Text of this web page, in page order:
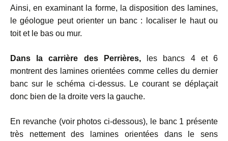
Ainsi, en examinant la forme, la disposition des lamines,
le géologue peut orienter un banc : localiser le haut ou
toit et le bas ou mur.
Dans la carrière des Perrières,les bancs 4 et 6
montrent des lamines orientées comme celles du dernier
banc sur le schéma ci-dessus. Le courant se déplaçait
donc bien de la droite vers la gauche.
En revanche (voir photos ci-dessous), le banc 1 présente
très nettement des lamines orientées dans le sens